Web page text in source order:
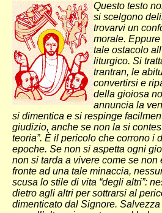
Questo testo
si scelgono
trovarvi un
morale.
tale ostacolo
liturgico. Si
trantran, le
convertirsi e
della gioiosa
annuncia la
si dimentica e si respinge
giudizio, anche se non la si
teoria”. È il pericolo che corrono i
epoche. Se non si aspetta ogni
non si tarda a vivere come se
fronte ad una tale minaccia,
scusa lo stile di vita “degli altri”:
dietro agli altri per sottrarsi al
dimenticato dal Signore.